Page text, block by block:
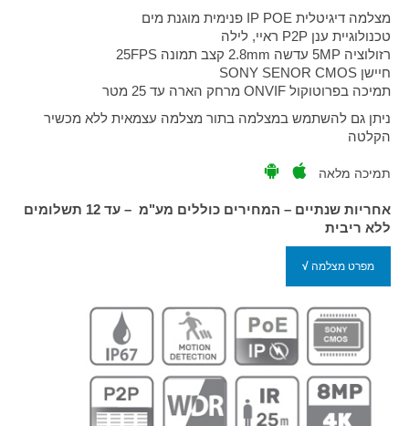
מצלמה דיגיטלית IP POE פנימית מוגנת מים
טכנולוגיית ענן P2P ראיי, לילה
רזולוציה 5MP עדשה 2.8mm קצב תמונה 25FPS
חיישן SONY SENOR CMOS
תמיכה בפרוטוקול ONVIF מרחק הארה עד 25 מטר
ניתן גם להשתמש במצלמה בתור מצלמה עצמאית ללא מכשיר
הקלטה
תמיכה מלאה
אחריות שנתיים – המחירים כוללים מע"מ – עד 12 תשלומים
ללא ריבית
מפרט מצלמה √